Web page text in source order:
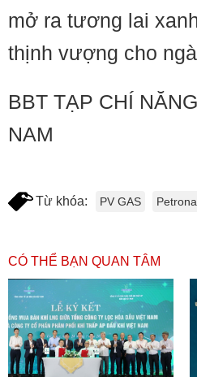
mở ra tương lai
thịnh vượng cho
BBT TẠP CHÍ
NAM
Từ khóa: PV GAS
CÓ THỂ BẠN QUAN TÂM